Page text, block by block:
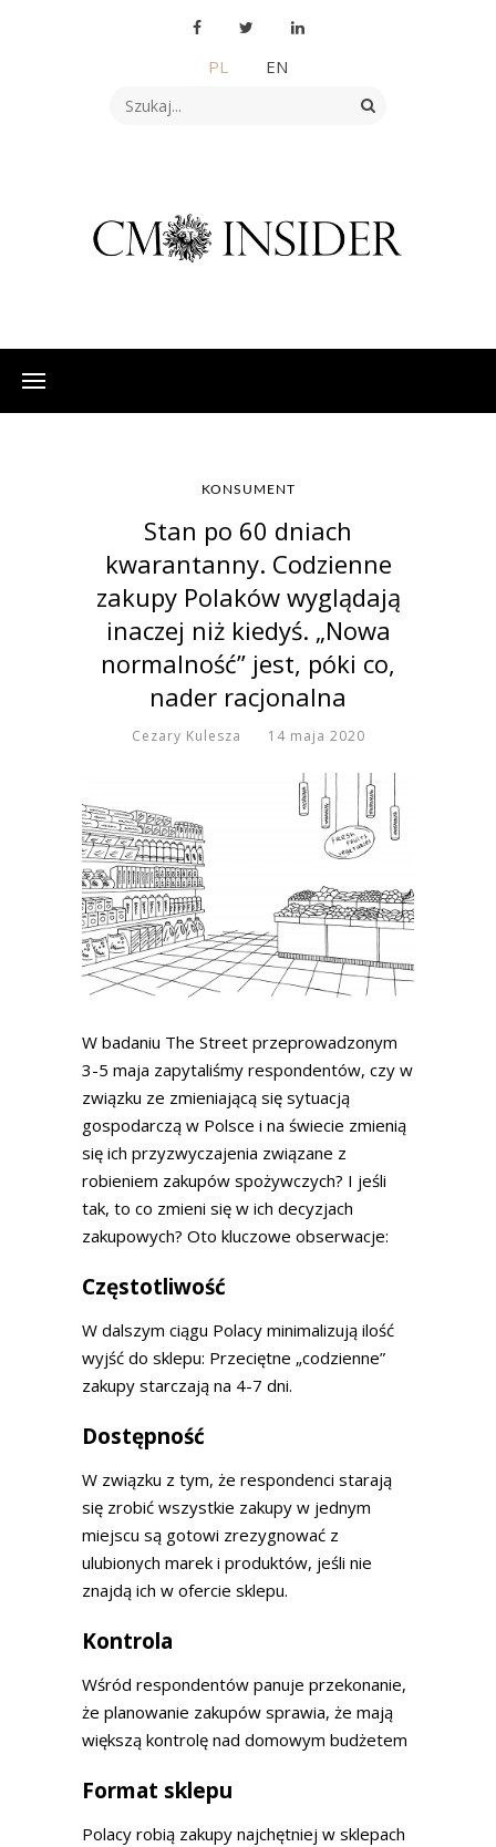
PL EN
KONSUMENT
Stan po 60 dniach
kwarantanny. Codzienne
zakupy Polaków wyglądają
inaczej niż kiedyś. „Nowa
normalność” jest, póki co,
nader racjonalna
Cezary Kulesza 14 maja 2020
W badaniu The Street przeprowadzonym
3-5 maja zapytaliśmy respondentów, czy w
związku ze zmieniającą się sytuacją
gospodarczą w Polsce i na świecie zmienią
się ich przyzwyczajenia związane z
robieniem zakupów spożywczych? I jeśli
tak, to co zmieni się w ich decyzjach
zakupowych? Oto kluczowe obserwacje:
Częstotliwość
W dalszym ciągu Polacy minimalizują ilość
wyjść do sklepu: Przeciętne „codzienne”
zakupy starczają na 4-7 dni.
Dostępność
W związku z tym, że respondenci starają
się zrobić wszystkie zakupy w jednym
miejscu są gotowi zrezygnować z
ulubionych marek i produktów, jeśli nie
znajdą ich w ofercie sklepu.
Kontrola
Wśród respondentów panuje przekonanie,
że planowanie zakupów sprawia, że mają
większą kontrolę nad domowym budżetem
Format sklepu
Polacy robią zakupy najchętniej w sklepach